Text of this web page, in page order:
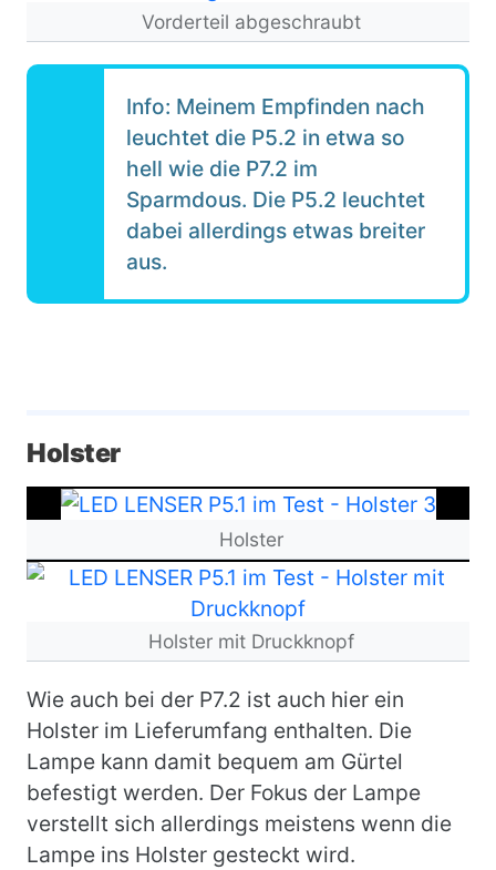
Vorderteil abgeschraubt
Info: Meinem Empfinden nach
leuchtet die P5.2 in etwa so
hell wie die P7.2 im
Sparmdous. Die P5.2 leuchtet
dabei allerdings etwas breiter
aus.
​Holster
Bild
Holster
Bild
Holster mit Druckknopf
Wie auch bei der P7.2 ist auch hier ein
Holster im Lieferumfang enthalten. Die
Lampe kann damit bequem am Gürtel
befestigt werden. Der Fokus der Lampe
verstellt sich allerdings meistens wenn die
Lampe ins Holster gesteckt wird.